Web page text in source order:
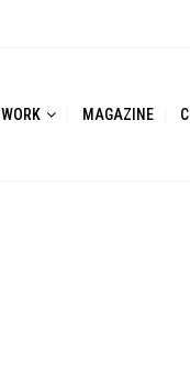
WORK MAGAZINE